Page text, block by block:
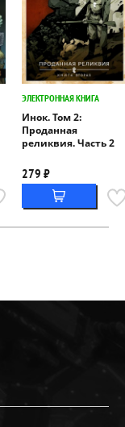
ЭЛЕКТРОННАЯ КНИГА
Инок. Том 2:
Проданная
реликвия. Часть 2
279 ₽